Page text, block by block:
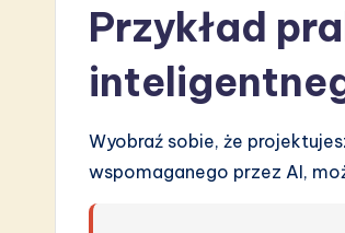
Przykład
Wyobraź sobie, że
wspomaganego przez AI,